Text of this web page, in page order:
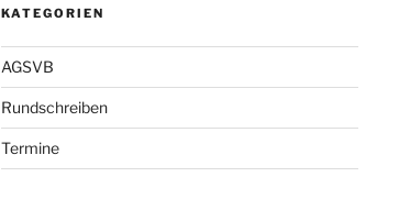
KATEGORIEN
AGSVB
Rundschreiben
Termine